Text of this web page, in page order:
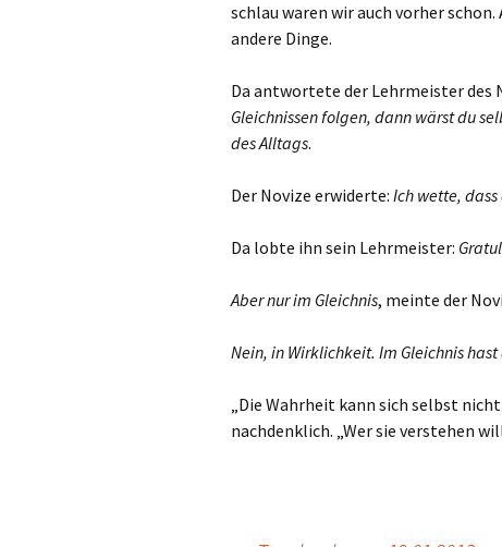
schlau waren wir auch vorher
andere Dinge.
Da antwortete der Lehrmeister des
Gleichnissen folgen, dann wärst du
des Alltags.
Der Novize erwiderte: Ich wette,
Da lobte ihn sein Lehrmeister:
Aber nur im Gleichnis, meinte der
Nein, in Wirklichkeit. Im Gleichnis
„Die Wahrheit kann sich selbst
nachdenklich. „Wer sie verstehen